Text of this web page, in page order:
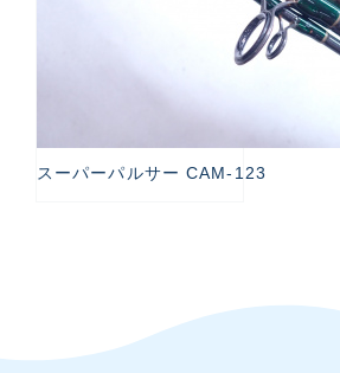
スーパーパルサー CAM-123